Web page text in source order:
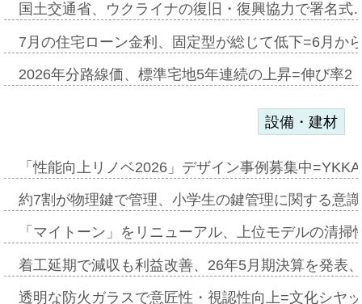
国土交通省、ウクライナの復旧・復興協力で署名
7月の住宅ローン金利、固定型が総じて低下=6月か
2026年分路線価、標準宅地5年連続の上昇=伸び率
設備・建材
「性能向上リノベ2026」デザイン事例募集中
約7割が物理鍵で管理、小学生の鍵管理に関する意
「マイトーン」をリニューアル、上位モデルの清
着工延期で減収も利益改善、26年5月期決算を発表
透明な防火ガラスで意匠性・視認性向上=文化シヤ